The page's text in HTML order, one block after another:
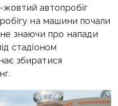
автопробіг
на машини почали
знаючи про напади
стадіоном
збиратися